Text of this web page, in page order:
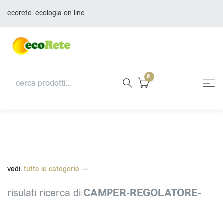
ecorete: ecologia on line
0
vedi: tutte le categorie
risulati ricerca di:CAMPER-REGOLATORE-